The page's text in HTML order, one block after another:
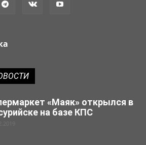
«Маяк» открылся в
на базе КПС